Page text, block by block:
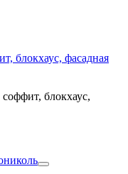
блокхаус, фасадная
блокхаус,